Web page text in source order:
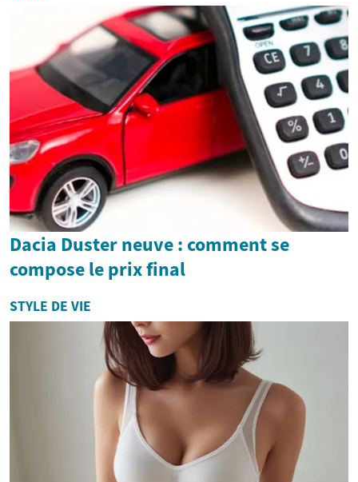
Dacia Duster neuve : comment se
compose le prix final
STYLE DE VIE